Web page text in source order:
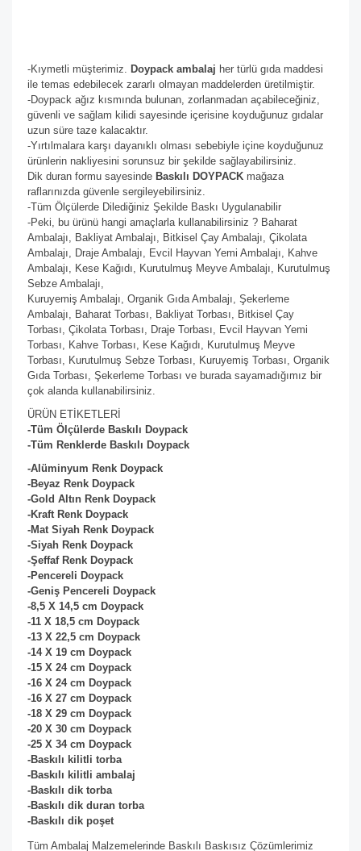
-Kıymetli müşterimiz. Doypack ambalaj her türlü gıda maddesi
ile temas edebilecek zararlı olmayan maddelerden üretilmiştir.
-Doypack ağız kısmında bulunan, zorlanmadan açabileceğiniz,
güvenli ve sağlam kilidi sayesinde içerisine koyduğunuz gıdalar
uzun süre taze kalacaktır.
-Yırtılmalara karşı dayanıklı olması sebebiyle içine koyduğunuz
ürünlerin nakliyesini sorunsuz bir şekilde sağlayabilirsiniz.
Dik duran formu sayesinde Baskılı DOYPACK mağaza
raflarınızda güvenle sergileyebilirsiniz.
-Tüm Ölçülerde Dilediğiniz Şekilde Baskı Uygulanabilir
-Peki, bu ürünü hangi amaçlarla kullanabilirsiniz ? Baharat
Ambalajı, Bakliyat Ambalajı, Bitkisel Çay Ambalajı, Çikolata
Ambalajı, Draje Ambalajı, Evcil Hayvan Yemi Ambalajı, Kahve
Ambalajı, Kese Kağıdı, Kurutulmuş Meyve Ambalajı, Kurutulmuş
Sebze Ambalajı,
Kuruyemiş Ambalajı, Organik Gıda Ambalajı, Şekerleme
Ambalajı, Baharat Torbası, Bakliyat Torbası, Bitkisel Çay
Torbası, Çikolata Torbası, Draje Torbası, Evcil Hayvan Yemi
Torbası, Kahve Torbası, Kese Kağıdı, Kurutulmuş Meyve
Torbası, Kurutulmuş Sebze Torbası, Kuruyemiş Torbası, Organik
Gıda Torbası, Şekerleme Torbası ve burada sayamadığımız bir
çok alanda kullanabilirsiniz.
ÜRÜN ETİKETLERİ
-Tüm Ölçülerde Baskılı Doypack
-Tüm Renklerde Baskılı Doypack
-Alüminyum Renk Doypack
-Beyaz Renk Doypack
-Gold Altın Renk Doypack
-Kraft Renk Doypack
-Mat Siyah Renk Doypack
-Siyah Renk Doypack
-Şeffaf Renk Doypack
-Pencereli Doypack
-Geniş Pencereli Doypack
-8,5 X 14,5 cm Doypack
-11 X 18,5 cm Doypack
-13 X 22,5 cm Doypack
-14 X 19 cm Doypack
-15 X 24 cm Doypack
-16 X 24 cm Doypack
-16 X 27 cm Doypack
-18 X 29 cm Doypack
-20 X 30 cm Doypack
-25 X 34 cm Doypack
-Baskılı kilitli torba
-Baskılı kilitli ambalaj
-Baskılı dik torba
-Baskılı dik duran torba
-Baskılı dik poşet
Tüm Ambalaj Malzemelerinde Baskılı Baskısız Çözümlerimiz